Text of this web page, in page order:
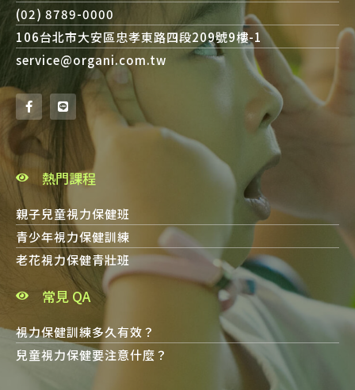
(02) 8789-0000
106台北市大安區忠孝東路四段209號9樓-1
service@organi.com.tw
熱門課程
親子兒童視力保健班
青少年視力保健訓練
老花視力保健青壯班
常見 QA
視力保健訓練多久有效？
兒童視力保健要注意什麼？